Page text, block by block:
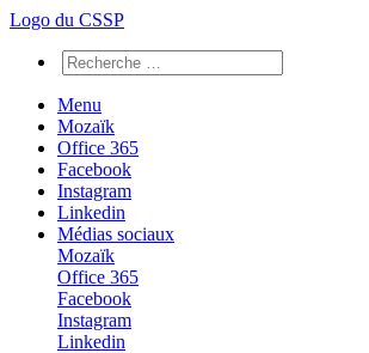
Logo du CSSP
Menu
Mozaïk
Office 365
Facebook
Instagram
Linkedin
Médias sociaux
Mozaïk
Office 365
Facebook
Instagram
Linkedin